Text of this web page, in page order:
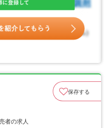
保存する
者の求人